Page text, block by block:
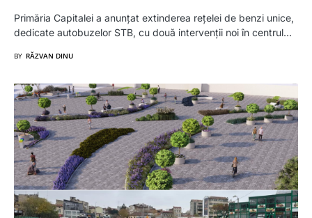
Primăria Capitalei a anunțat extinderea rețelei de benzi unice,
dedicate autobuzelor STB, cu două intervenții noi în centrul…
BY RĂZVAN DINU